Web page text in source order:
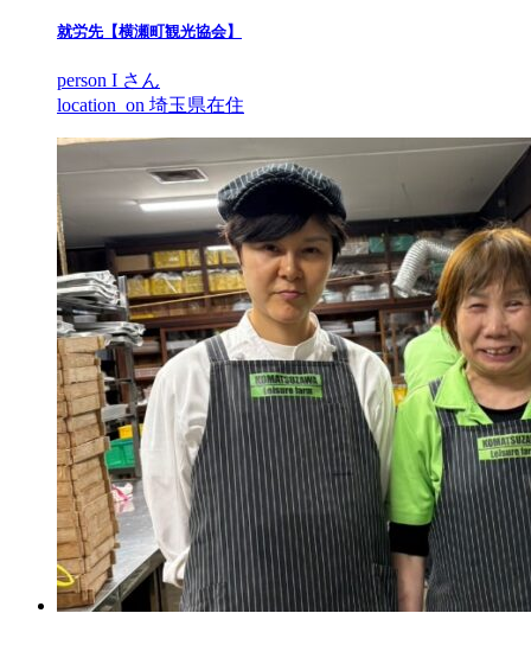
就労先【横瀬町観光協会】
person I さん
location_on 埼玉県在住